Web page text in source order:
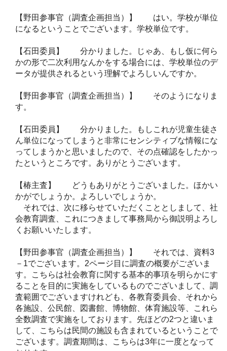
【野田参事官（調査企画担当）】 はい。学校が単位
になるということでございます。学校単位です。
【石田委員】 分かりました。じゃあ、もし仮に何ら
かの形で二次利用なんかをする場合には、学校単位のデ
ータが提供されるという理解でよろしいんですか。
【野田参事官（調査企画担当）】 そのようになりま
す。
【石田委員】 分かりました。もしこれが児童生徒さ
ん単位になってしまうと非常にセンシティブな情報にな
ってしまうかと思いましたので、その点確認をしたかっ
たというところです。ありがとうございます。
【椿主査】 どうもありがとうございました。ほかい
かがでしょうか。よろしいでしょうか。
それでは、次に移らせていただくこととしまして、社
会教育調査、これにつきまして事務局から御説明よろし
くお願いいたします。
【野田参事官（調査企画担当）】 それでは、資料3
－1でございます。2ページ目に調査の概要がございま
す。こちらは社会教育に関する基本的事項を明らかにす
ることを目的に実施をしているものでございまして、調
査範囲でございますけれども、各教育委員会、それから
各施設、公民館、図書館、博物館、体育施設等、これら
全数調査で実施をしております。先ほどの2つと違いま
して、こちらは民間の施設も含まれているということで
ございます。調査期間は、こちらは3年に一度となって